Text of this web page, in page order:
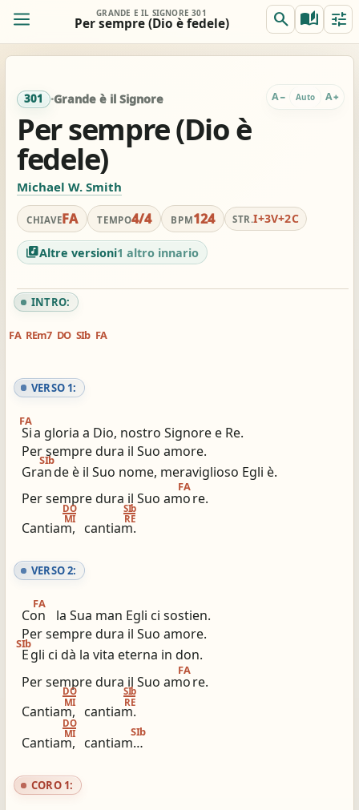
GRANDE È IL SIGNORE 301
Per sempre (Dio è fedele) search auto_stories tune
FA FA
FA remove
Accordi completi
tocca per semplificare Capo 3 / accordi in RE
tocca per applicare
view_column_2
2 colonne
keyboard_double_arrow_down timer
graphic_eq
library_books
301 ·Grande è il Signore A− Auto A+
Per sempre (Dio è
fedele)
Michael W. Smith
CHIAVEFA TEMPO4/4 BPM124 STR.I+3V+2C
library_musicAltre versioni1 altro innario
INTRO:
FA REm7 DO SIb FA
VERSO 1:
Si
FA
a gloria a Dio, nostro Signore e Re.
Per sempre dura il Suo amore.
Gran
SIb
de è il Suo nome, meraviglioso Egli è.
Per sempre dura il Suo amo
FA
re.
Cantiam,
DO
MI
cantiam.
SIb
RE
VERSO 2:
Con
FA
la Sua man Egli ci sostien.
Per sempre dura il Suo amore.
E
SIb
gli ci dà la vita eterna in don.
Per sempre dura il Suo amo
FA
re.
Cantiam,
DO
MI
cantiam.
SIb
RE
Cantiam,
DO
MI
cantiam…
SIb
CORO 1: